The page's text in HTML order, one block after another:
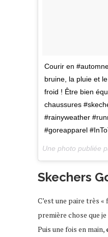
Courir en
bruine, la pluie et
froid ! Être bien
chaussures
#rainyweather
#goreapparel
Skechers
C’est une paire très «
première chose que
Puis une fois en main,